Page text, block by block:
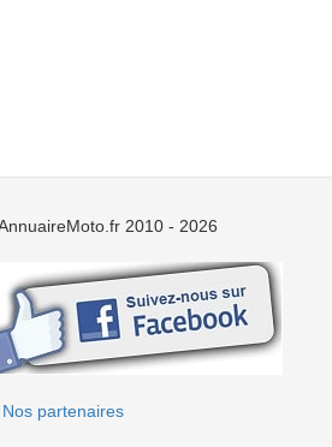
2010 - 2026
Nos partenaires